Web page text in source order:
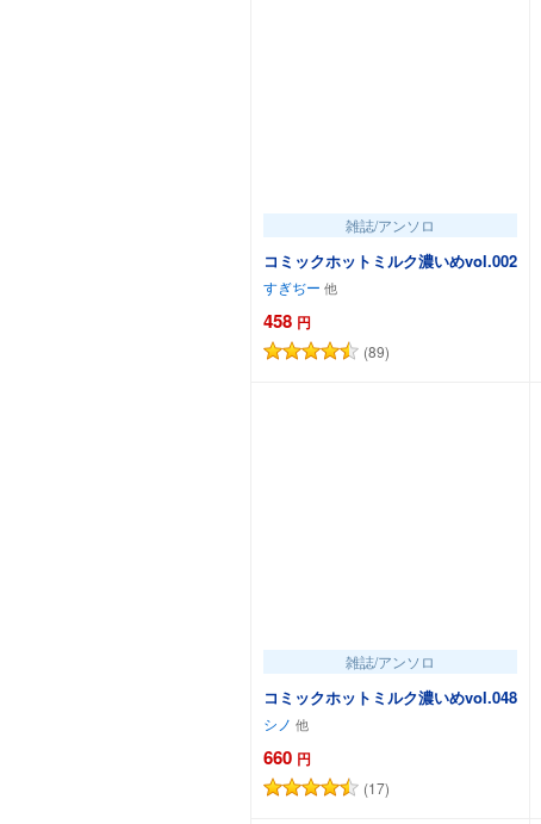
雑誌/アンソロ
コミックホットミルク濃いめvol.002
すぎぢー
458 円
(89)
カートに追加
雑誌/アンソロ
コミックホットミルク濃いめvol.048
シノ
660 円
(17)
カートに追加